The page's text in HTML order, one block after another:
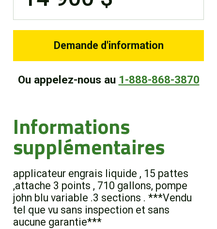
Demande d'information
Ou appelez-nous au 1-888-868-3870
Informations
supplémentaires
applicateur engrais liquide , 15 pattes
,attache 3 points , 710 gallons, pompe
john blu variable .3 sections . ***Vendu
tel que vu sans inspection et sans
aucune garantie***